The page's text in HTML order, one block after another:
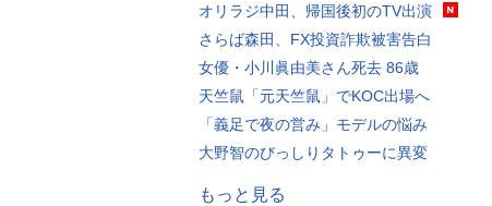
オリラジ中田、帰国後初のTV出演
さらば森田、FX投資詐欺被害告白
女優・小川眞由美さん死去 86歳
天竺鼠「元天竺鼠」でKOC出場へ
「義足で夜の営み」モデルの悩み
大野智のびっしりタトゥーに異変
もっと見る